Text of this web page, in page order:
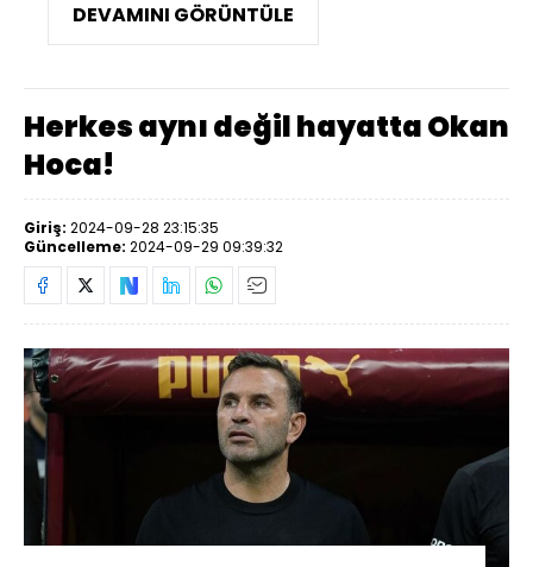
DEVAMINI GÖRÜNTÜLE
Herkes aynı değil hayatta Okan
Hoca!
Giriş: 2024-09-28 23:15:35
Güncelleme: 2024-09-29 09:39:32